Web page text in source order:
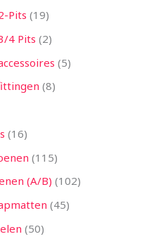
Pits 19
4 Pits 2
5
8
16
115
(A/B) 102
45
50